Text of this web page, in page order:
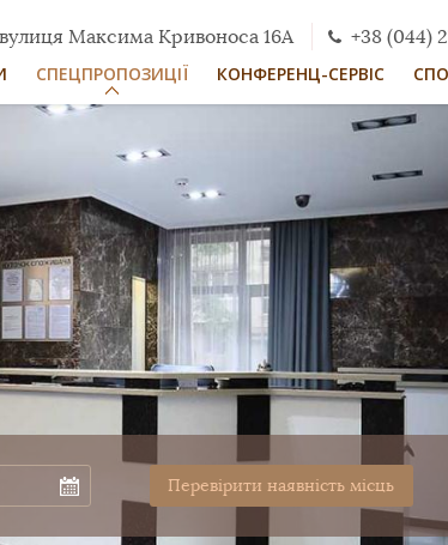
Максима Кривоноса 16А
+38 (044)
СПЕЦПРОПОЗИЦІЇ КОНФЕРЕНЦ-СЕРВІС
Перевірити наявність місць